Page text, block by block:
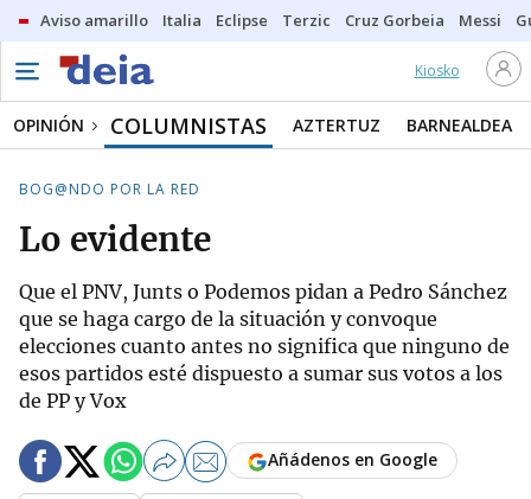
Aviso amarillo Italia Eclipse Terzic Cruz Gorbeia Messi
Kiosko
OPINIÓN COLUMNISTAS AZTERTUZ BARNEALDEA
BOG@NDO POR LA RED
Lo evidente
Que el PNV, Junts o Podemos pidan a Pedro Sánchez
que se haga cargo de la situación y convoque
elecciones cuanto antes no significa que ninguno de
esos partidos esté dispuesto a sumar sus votos a los
de PP y Vox
Añádenos en Google